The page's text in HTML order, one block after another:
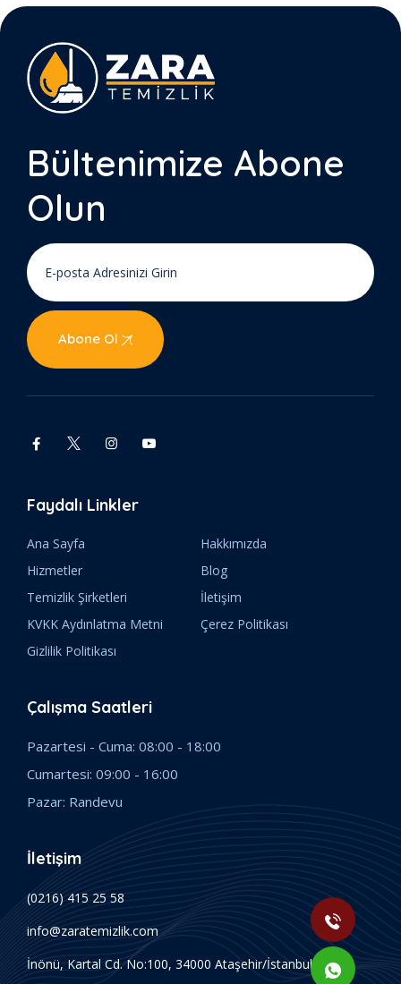
Bültenimize Abone
Olun
Abone Ol
Faydalı Linkler
Ana Sayfa
Hakkımızda
Hizmetler
Blog
Temizlik Şirketleri
İletişim
KVKK Aydınlatma Metni
Çerez Politikası
Gizlilik Politikası
Çalışma Saatleri
Pazartesi - Cuma: 08:00 - 18:00
Cumartesi: 09:00 - 16:00
Pazar: Randevu
İletişim
(0216) 415 25 58
info@zaratemizlik.com
İnönü, Kartal Cd. No:100, 34000 Ataşehir/İstanbul